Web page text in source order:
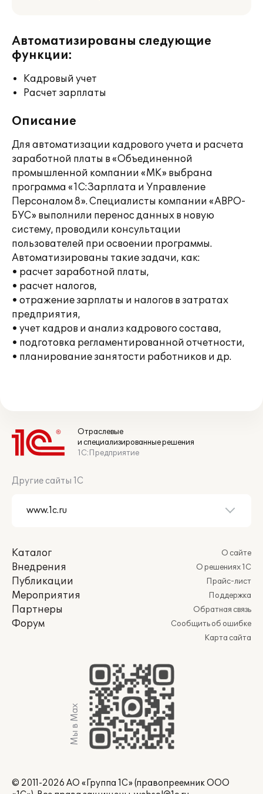
Автоматизированы следующие
функции:
Кадровый учет
Расчет зарплаты
Описание
Для автоматизации кадрового учета и расчета
заработной платы в «Объединенной
промышленной компании «МК» выбрана
программа «1С:Зарплата и Управление
Персоналом 8». Специалисты компании «АВРО-
БУС» выполнили перенос данных в новую
систему, проводили консультации
пользователей при освоении программы.
Автоматизированы такие задачи, как:
• расчет заработной платы,
• расчет налогов,
• отражение зарплаты и налогов в затратах
предприятия,
• учет кадров и анализ кадрового состава,
• подготовка регламентированной отчетности,
• планирование занятости работников и др.
Отраслевые
и специализированные решения
1С:Предприятие
Другие сайты 1С
Каталог
Внедрения
Публикации
Мероприятия
Партнеры
Форум
О сайте
О решениях 1С
Прайс-лист
Поддержка
Обратная связь
Сообщить об ошибке
Карта сайта
Мы в Max
© 2011-2026 АО «Группа 1С» (правопреемник ООО